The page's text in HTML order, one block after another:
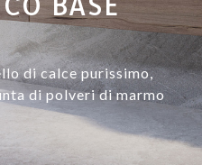
di calce purissimo,
di polveri di marmo